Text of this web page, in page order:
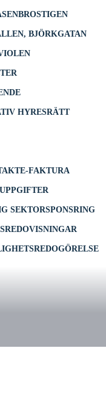
BROSTIGEN
BJÖRKGATAN
HYRESRÄTT
E-FAKTURA
SEKTORSPONSRING